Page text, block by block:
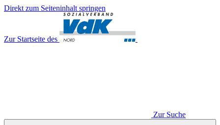
Direkt zum Seiteninhalt springen
Zur Startseite des
Zur Suche